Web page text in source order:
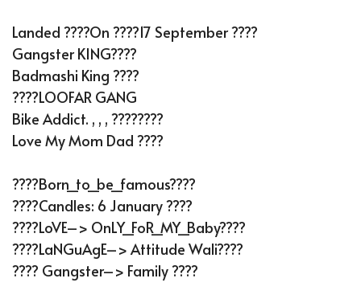
Landed ????on ????17 September ????
Gangster KING????
Badmashi King ????
????LOOFAR GANG
Bike Addict. , , , ????????
Love My Mom Dad ????
????Born_to_be_famous????
????Candles: 6 January ????
????LoVE–> OnLY_FoR_MY_Baby????
????LaNGuAgE–> Attitude Wali????
???? Gangster–> Family ????